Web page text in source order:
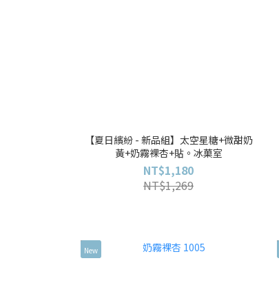
【夏日繽紛 - 新品組】太空星糖+微甜奶
黃+奶霧裸杏+貼。冰菓室
NT$1,180
NT$1,269
New